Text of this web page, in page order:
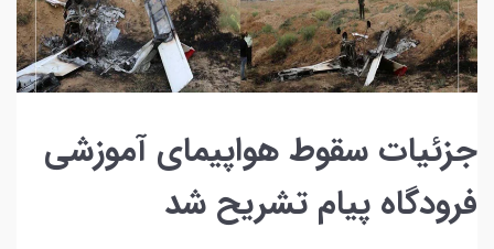
جزئیات سقوط هواپیمای آموزشی
فرودگاه پیام تشریح شد